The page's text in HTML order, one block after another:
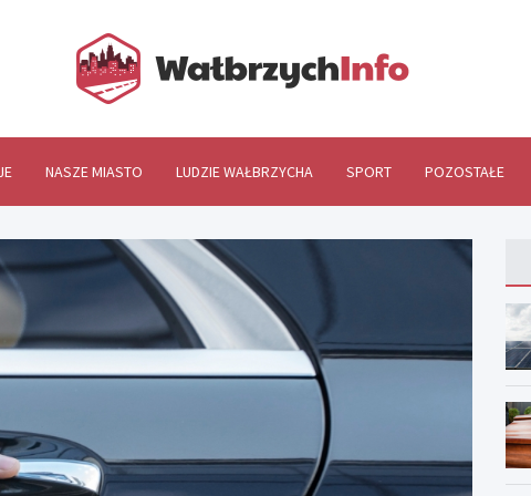
NASZE MIASTO LUDZIE WAŁBRZYCHA SPORT POZOSTAŁE